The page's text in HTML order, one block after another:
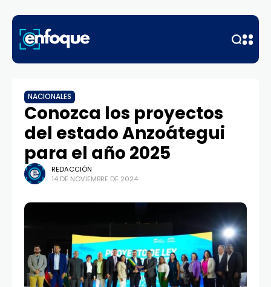
NACIONALES
Conozca los proyectos
del estado Anzoátegui
para el año 2025
REDACCIÓN
14 DE NOVIEMBRE DE 2024